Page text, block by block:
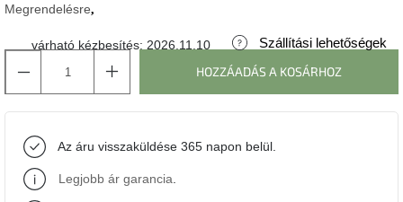
line
Tenzo
Ame
Yens
Megrendelésre
várható kézbesítés: 2026.11.10
Szállítási lehetőségek
HOZZÁADÁS A KOSÁRHOZ
Az áru visszaküldése 365 napon belül.
Legjobb ár garancia